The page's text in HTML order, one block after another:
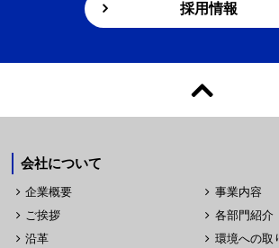
採用情報
会社について
企業概要
ご挨拶
沿革
事業内容
各部門紹介
環境への取